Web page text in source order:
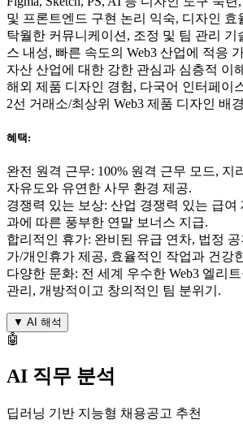
및 프론트엔드 구현 논리 익숙, 디자인 효
탁월한 커뮤니케이션, 조정 및 팀 관리 기
스 내성, 빠른 속도의 Web3 산업에 적응
자산 산업에 대한 강한 관심과 심층적 이
해외 제품 디자인 경험, 다국어 인터페이
2선 거래소/최상위 Web3 제품 디자인 배
혜택:
완전 원격 근무: 100% 원격 근무 모드, 지
자유도와 유연한 사무 환경 제공.
경쟁력 있는 보상: 산업 경쟁력 있는 급여
과에 따른 풍부한 연말 보너스 지급.
합리적인 휴가: 완비된 유급 연차, 법정
가/개인휴가 제공, 효율적인 작업과 건강
다양한 문화: 전 세계 우수한 Web3 엘리
관리, 개방적이고 창의적인 팀 분위기.
▼ AI 해석
🤖
AI 직무 분석
딥러닝 기반 지능형 채용공고 추천